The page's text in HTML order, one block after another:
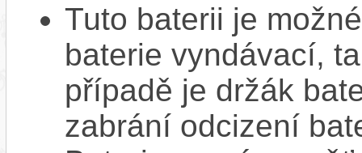
Tuto baterii je
baterie vyndávací,
případě je držák
zabrání odcizení